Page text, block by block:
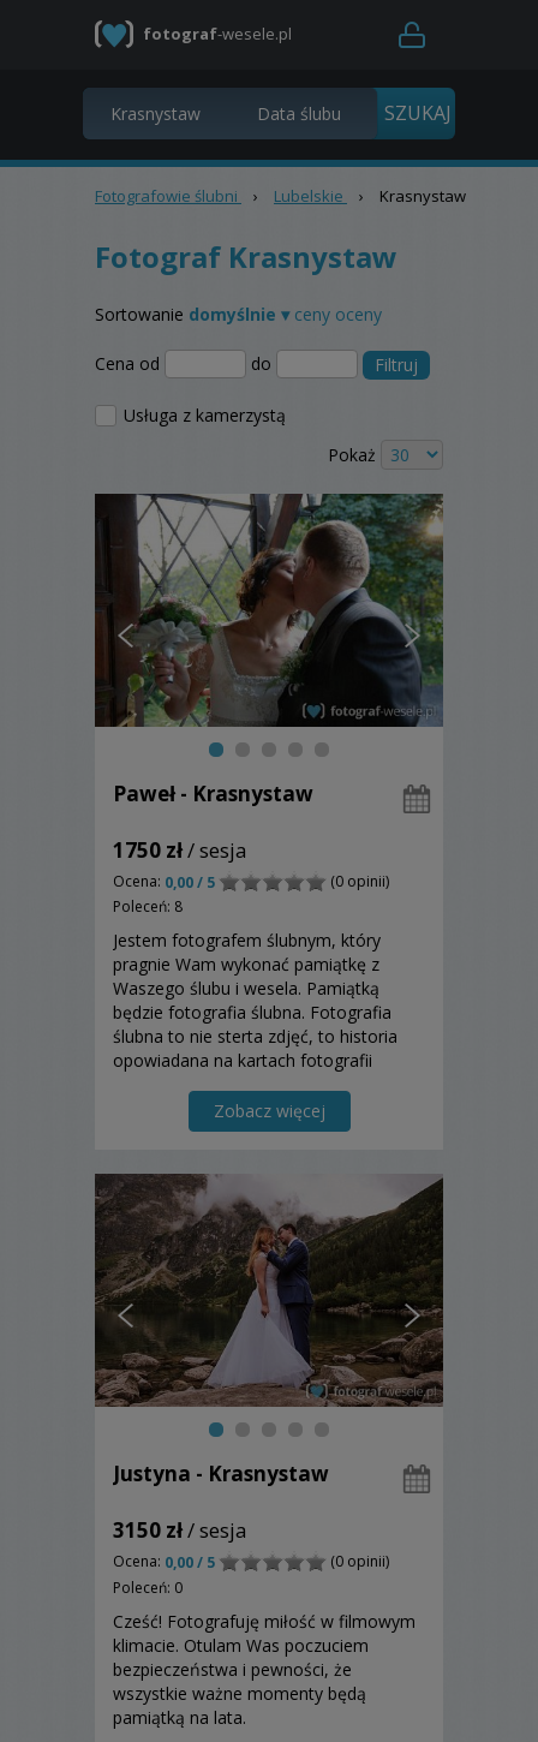
fotograf-wesele.pl
Fotografowie ślubni › Lubelskie › Krasnystaw
Fotograf Krasnystaw
Sortowanie domyślnie ▾ ceny oceny
Cena od do Filtruj
Usługa z kamerzystą
Pokaż
Paweł - Krasnystaw
1750 zł/ sesja
Ocena: 0,00 / 5
(0 opinii)
Poleceń: 8
Jestem fotografem ślubnym, który
pragnie Wam wykonać pamiątkę z
Waszego ślubu i wesela. Pamiątką
będzie fotografia ślubna. Fotografia
ślubna to nie sterta zdjęć, to historia
opowiadana na kartach fotografii
ślubnej. Zapraszam do zapoznania się z
moją ofertą.
Zobacz więcej
Justyna - Krasnystaw
3150 zł/ sesja
Ocena: 0,00 / 5
(0 opinii)
Poleceń: 0
Cześć! Fotografuję miłość w filmowym
klimacie. Otulam Was poczuciem
bezpieczeństwa i pewności, że
wszystkie ważne momenty będą
pamiątką na lata.